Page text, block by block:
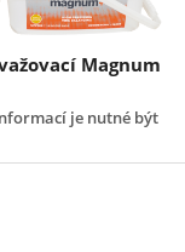
Magnum
je nutné být